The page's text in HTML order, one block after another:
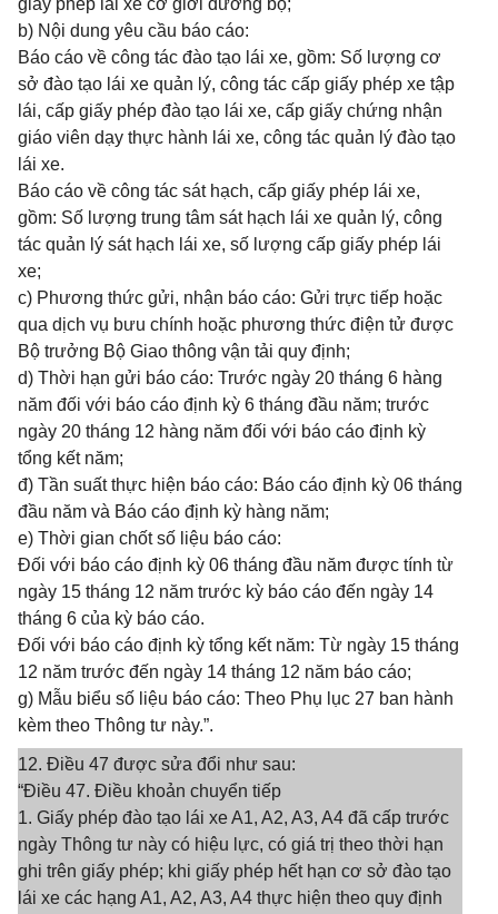
giấy phép lái xe cơ giới đường bộ;
b) Nội dung yêu cầu báo cáo:
Báo cáo về công tác đào tạo lái xe, gồm: Số lượng cơ
sở đào tạo lái xe quản lý, công tác cấp giấy phép xe tập
lái, cấp giấy phép đào tạo lái xe, cấp giấy chứng nhận
giáo viên dạy thực hành lái xe, công tác quản lý đào tạo
lái xe.
Báo cáo về công tác sát hạch, cấp giấy phép lái xe,
gồm: Số lượng trung tâm sát hạch lái xe quản lý, công
tác quản lý sát hạch lái xe, số lượng cấp giấy phép lái
xe;
c) Phương thức gửi, nhận báo cáo: Gửi trực tiếp hoặc
qua dịch vụ bưu chính hoặc phương thức điện tử được
Bộ trưởng Bộ Giao thông vận tải quy định;
d) Thời hạn gửi báo cáo: Trước ngày 20 tháng 6 hàng
năm đối với báo cáo định kỳ 6 tháng đầu năm; trước
ngày 20 tháng 12 hàng năm đối với báo cáo định kỳ
tổng kết năm;
đ) Tần suất thực hiện báo cáo: Báo cáo định kỳ 06 tháng
đầu năm và Báo cáo định kỳ hàng năm;
e) Thời gian chốt số liệu báo cáo:
Đối với báo cáo định kỳ 06 tháng đầu năm được tính từ
ngày 15 tháng 12 năm trước kỳ báo cáo đến ngày 14
tháng 6 của kỳ báo cáo.
Đối với báo cáo định kỳ tổng kết năm: Từ ngày 15 tháng
12 năm trước đến ngày 14 tháng 12 năm báo cáo;
g) Mẫu biểu số liệu báo cáo: Theo Phụ lục 27 ban hành
kèm theo Thông tư này.”.
12. Điều 47 được sửa đổi như sau:
“Điều 47. Điều khoản chuyển tiếp
1. Giấy phép đào tạo lái xe A1, A2, A3, A4 đã cấp trước
ngày Thông tư này có hiệu lực, có giá trị theo thời hạn
ghi trên giấy phép; khi giấy phép hết hạn cơ sở đào tạo
lái xe các hạng A1, A2, A3, A4 thực hiện theo quy định